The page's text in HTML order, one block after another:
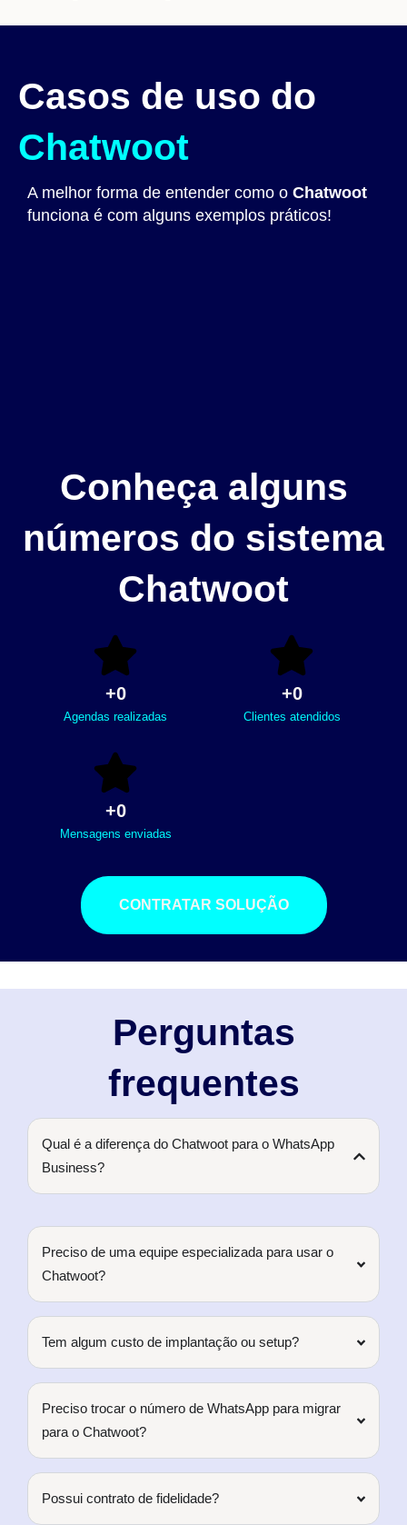
Casos de uso do
Chatwoot
A melhor forma de entender como o Chatwoot
funciona é com alguns exemplos práticos!
Conheça alguns
números do sistema
Chatwoot
Agendas realizadas
+0
Clientes atendidos
+0
Mensagens enviadas
+0
CONTRATAR SOLUÇÃO
Perguntas
frequentes
Qual é a diferença do Chatwoot para o WhatsApp
Business?
Preciso de uma equipe especializada para usar o
Chatwoot?
Tem algum custo de implantação ou setup?
Preciso trocar o número de WhatsApp para migrar
para o Chatwoot?
Possui contrato de fidelidade?